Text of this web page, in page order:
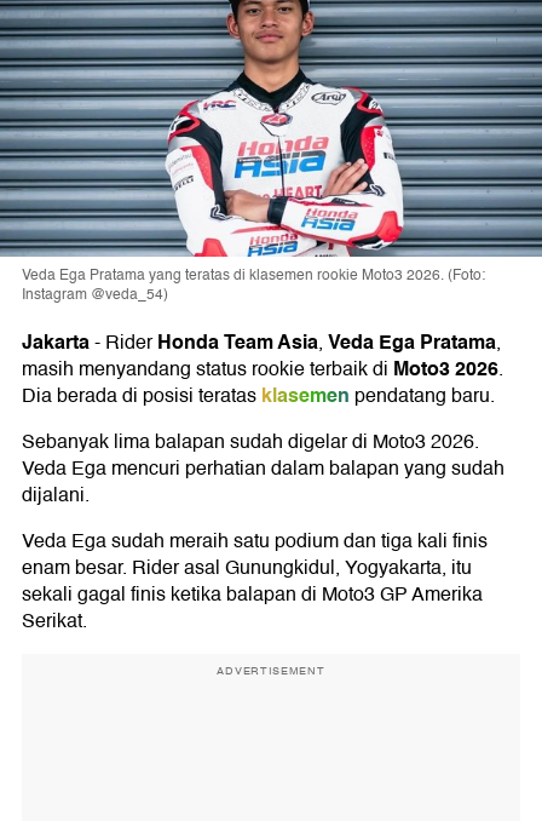
Veda Ega Pratama yang teratas di klasemen rookie Moto3 2026. (Foto:
Instagram @veda_54)
Jakarta-RiderHonda Team Asia,Veda Ega Pratama,
masih menyandang status rookie terbaik di Moto3 2026.
Dia berada di posisi teratasklasemen pendatang baru.
Sebanyak lima balapan sudah digelar di Moto3 2026.
Veda Ega mencuri perhatian dalam balapan yang sudah
dijalani.
Veda Ega sudah meraih satu podium dan tiga kali finis
enam besar. Rider asal Gunungkidul, Yogyakarta, itu
sekali gagal finis ketika balapan di Moto3 GP Amerika
Serikat.
ADVERTISEMENT